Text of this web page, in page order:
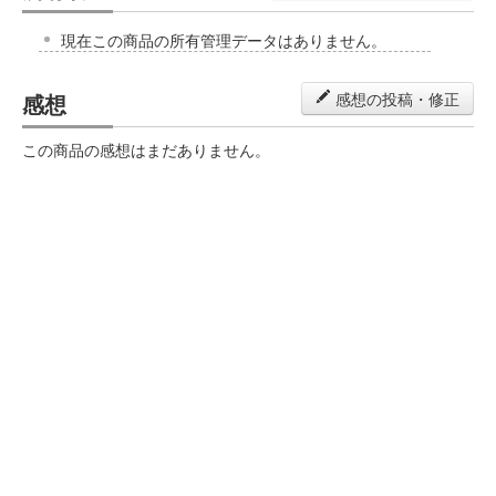
現在この商品の所有管理データはありません。
感想 感想の投稿・修正
この商品の感想はまだありません。